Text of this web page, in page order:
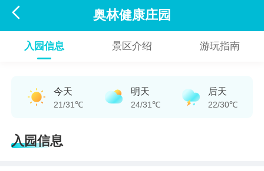
 奥林健康庄园
入园信息 景区介绍 游玩指南
今天
21/31℃
明天
24/31℃
后天
22/30℃
入园信息